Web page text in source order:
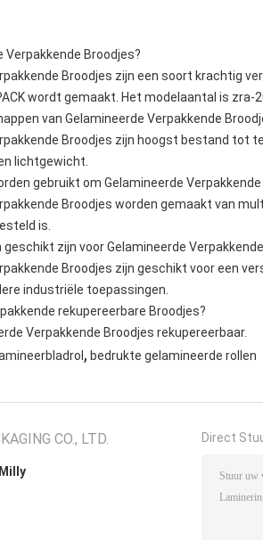
Verpakkende Broodjes?
Broodjes zijn een soort krachtig
wordt gemaakt. Het modelaantal is zra-
van Gelamineerde Verpakkende
Broodjes zijn hoogst bestand tot
lichtgewicht.
gebruikt om Gelamineerde
Broodjes worden gemaakt van
is.
zijn voor Gelamineerde
Broodjes zijn geschikt voor een
industriële toepassingen.
rekupereerbare Broodjes?
Verpakkende Broodjes rekupereerbaar.
, bedrukte gelamineerde rollen
CO., LTD. Direct